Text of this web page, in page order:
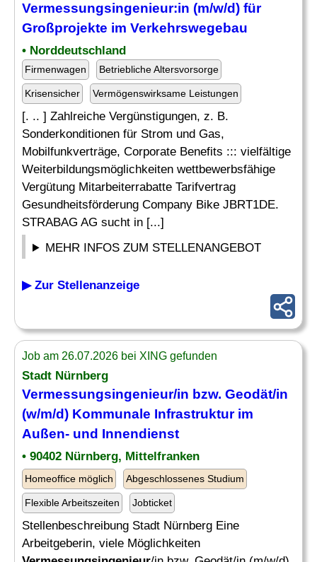
Vermessungsingenieur:in (m/w/d) für
Großprojekte im Verkehrswegebau
• Norddeutschland
Firmenwagen Betriebliche Altersvorsorge
Krisensicher Vermögenswirksame Leistungen
[. .. ] Zahlreiche Vergünstigungen, z. B.
Sonderkonditionen für Strom und Gas,
Mobilfunkverträge, Corporate Benefits ::: vielfältige
Weiterbildungsmöglichkeiten wettbewerbsfähige
Vergütung Mitarbeiterrabatte Tarifvertrag
Gesundheitsförderung Company Bike JBRT1DE.
STRABAG AG sucht in [...]
MEHR INFOS ZUM STELLENANGEBOT
▶ Zur Stellenanzeige
Job am 26.07.2026 bei XING gefunden
Stadt Nürnberg
Vermessungsingenieur/in bzw. Geodät/in
(w/m/d) Kommunale Infrastruktur im
Außen- und Innendienst
• 90402 Nürnberg, Mittelfranken
Homeoffice möglich Abgeschlossenes Studium
Flexible Arbeitszeiten Jobticket
Stellenbeschreibung Stadt Nürnberg Eine
Arbeitgeberin, viele Möglichkeiten